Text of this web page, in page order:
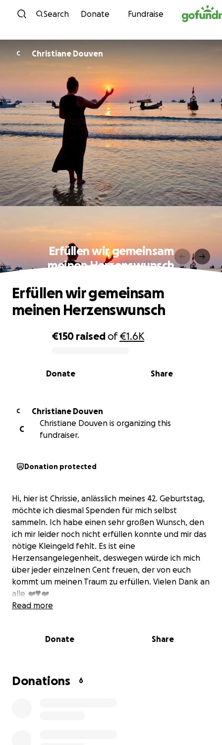
Skip to content
Search Donate Fundraise
C Christiane Douven
Erfüllen wir gemeinsam
meinen Herzenswunsch
0% complete
€150 raised of€1.6K
Share
Donate
Erfüllen wir gemeinsam
meinen Herzenswunsch
C
Christiane Douven
C
Christiane Douven is organizing this
fundraiser.
Donation protected
Hi, hier ist Chrissie, anlässlich meines 42. Geburtstag,
möchte ich diesmal Spenden für mich selbst
sammeln. Ich habe einen sehr großen Wunsch, den
ich mir leider noch nicht erfüllen konnte und mir das
nötige Kleingeld fehlt. Es ist eine
Herzensangelegenheit, deswegen würde ich mich
über jeder einzelnen Cent freuen, der von euch
kommt um meinen Traum zu erfüllen. Vielen Dank an
alle ❤️♥️❤️
Read more
Donate Share
Donations 6